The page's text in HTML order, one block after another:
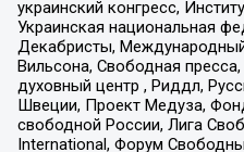
украинский конгресс,
Украинская национальная
Декабристы,
Вильсона, Свободная
духовный центр , Риддл,
Швеции, Проект Медуза,
свободной России, Лига
International, Форум